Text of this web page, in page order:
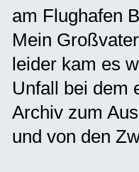
am Flughafen
Mein
leider kam es
Unfall bei dem
Archiv zum
und von den